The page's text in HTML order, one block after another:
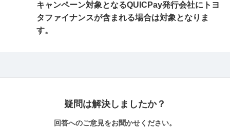
キャンペーン対象となるQUICPay発行会社にトヨ
タファイナンスが含まれる場合は対象となりま
す。
疑問は解決しましたか？
回答へのご意見をお聞かせください。